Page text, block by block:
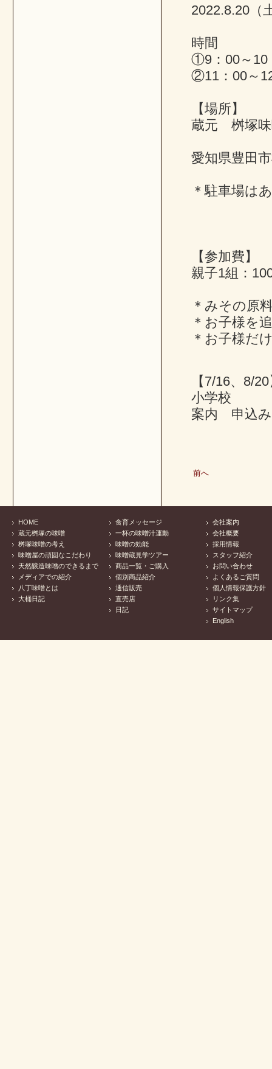
2022.8.20（
時間
①9：00～10
②11：00～
【場所】
蔵元 桝塚
愛知県豊田
＊駐車場は
【参加費】
親子1組：
＊みその原
＊お子様を
＊お子様だ
【7/16、8/
小学校
案内 申込
前へ
HOME
蔵元桝塚の味噌
桝塚味噌の考え
味噌屋の頑固なこだわり
天然醸造味噌のできるまで
メディアでの紹介
八丁味噌とは
大桶日記
食育メッセージ
一杯の味噌汁運動
味噌の効能
味噌蔵見学ツアー
商品一覧・ご購入
個別商品紹介
通信販売
直売店
日記
会社案内
会社概要
採用情報
スタッフ紹介
お問い合わせ
よくあるご質問
個人情報保護方針
リンク集
サイトマップ
English